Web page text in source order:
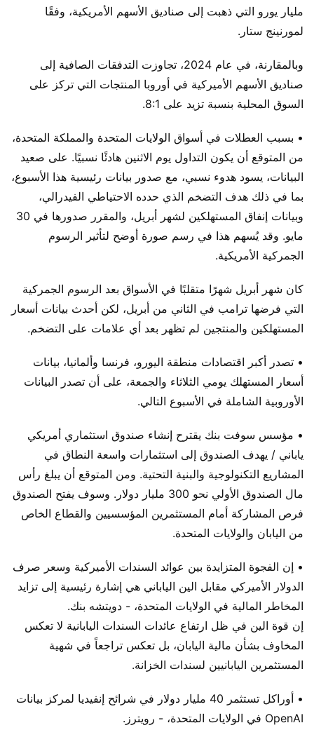
مليار يورو التي ذهبت إلى صناديق الأسهم الأمريكية، وفقًا
لمورنينج ستار.
وبالمقارنة، في عام 2024، تجاوزت التدفقات الصافية إلى
صناديق الأسهم الأميركية في أوروبا المنتجات التي تركز على
السوق المحلية بنسبة تزيد على 8:1.
• بسبب العطلات في أسواق الولايات المتحدة والمملكة المتحدة،
من المتوقع أن يكون التداول يوم الاثنين هادئًا نسبيًا. على صعيد
البيانات، يسود هدوء نسبي، مع صدور بيانات رئيسية هذا الأسبوع،
بما في ذلك هدف التضخم الذي حدده الاحتياطي الفيدرالي،
وبيانات إنفاق المستهلكين لشهر أبريل، والمقرر صدورها في 30
مايو. وقد يُسهم هذا في رسم صورة أوضح لتأثير الرسوم
الجمركية الأمريكية.
كان شهر أبريل شهرًا متقلبًا في الأسواق بعد الرسوم الجمركية
التي فرضها ترامب في الثاني من أبريل، لكن أحدث بيانات أسعار
المستهلكين والمنتجين لم تظهر بعد أي علامات على التضخم.
• تصدر أكبر اقتصادات منطقة اليورو، فرنسا وألمانيا، بيانات
أسعار المستهلك يومي الثلاثاء والجمعة، على أن تصدر البيانات
الأوروبية الشاملة في الأسبوع التالي.
• مؤسس سوفت بنك يقترح إنشاء صندوق استثماري أمريكي
ياباني / يهدف الصندوق إلى استثمارات واسعة النطاق في
المشاريع التكنولوجية والبنية التحتية. ومن المتوقع أن يبلغ رأس
مال الصندوق الأولي نحو 300 مليار دولار. وسوف يفتح الصندوق
فرص المشاركة أمام المستثمرين المؤسسيين والقطاع الخاص
من اليابان والولايات المتحدة.
• إن الفجوة المتزايدة بين عوائد السندات الأميركية وسعر صرف
الدولار الأميركي مقابل الين الياباني هي إشارة رئيسية إلى تزايد
المخاطر المالية في الولايات المتحدة، - دويتشه بنك.
إن قوة الين في ظل ارتفاع عائدات السندات اليابانية لا تعكس
المخاوف بشأن مالية اليابان، بل تعكس تراجعاً في شهية
المستثمرين اليابانيين لسندات الخزانة.
• أوراكل تستثمر 40 مليار دولار في شرائح إنفيديا لمركز بيانات
OpenAI في الولايات المتحدة، - رويترز.